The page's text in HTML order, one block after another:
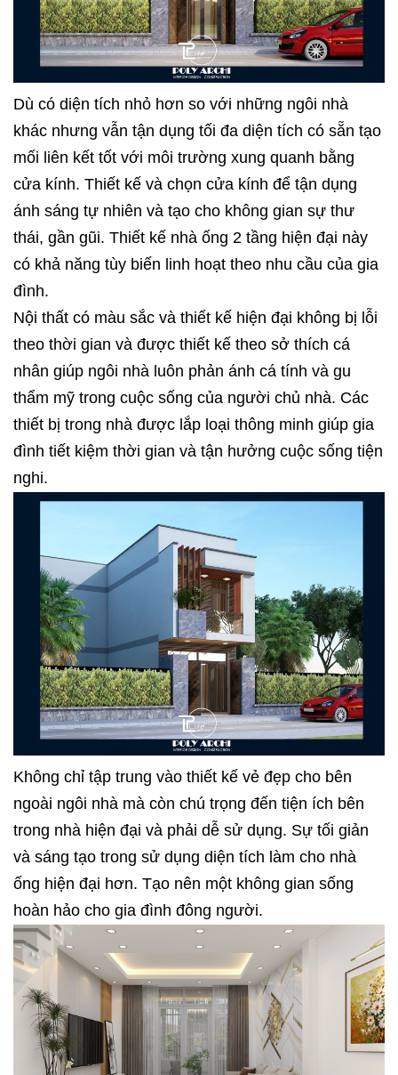
Dù có diện tích nhỏ hơn so với những ngôi nhà
khác nhưng vẫn tận dụng tối đa diện tích có sẵn tạo
mối liên kết tốt với môi trường xung quanh bằng
cửa kính. Thiết kế và chọn cửa kính để tận dụng
ánh sáng tự nhiên và tạo cho không gian sự thư
thái, gần gũi. Thiết kế nhà ống 2 tầng hiện đại này
có khả năng tùy biến linh hoạt theo nhu cầu của gia
đình.
Nội thất có màu sắc và thiết kế hiện đại không bị lỗi
theo thời gian và được thiết kế theo sở thích cá
nhân giúp ngôi nhà luôn phản ánh cá tính và gu
thẩm mỹ trong cuộc sống của người chủ nhà. Các
thiết bị trong nhà được lắp loại thông minh giúp gia
đình tiết kiệm thời gian và tận hưởng cuộc sống tiện
nghi.
Không chỉ tập trung vào thiết kế vẻ đẹp cho bên
ngoài ngôi nhà mà còn chú trọng đến tiện ích bên
trong nhà hiện đại và phải dễ sử dụng. Sự tối giản
và sáng tạo trong sử dụng diện tích làm cho nhà
ống hiện đại hơn. Tạo nên một không gian sống
hoàn hảo cho gia đình đông người.